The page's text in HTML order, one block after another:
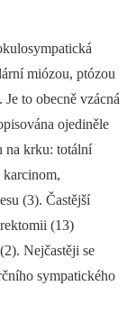
miózou, ptózou
to obecně vzácná
ojediněle
na krku: totální
(3). Častější
(13)
Nejčastěji se
sympatického